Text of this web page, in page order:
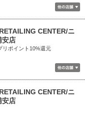
CENTER/ニ
安店
リポイント10%還元
CENTER/ニ
安店